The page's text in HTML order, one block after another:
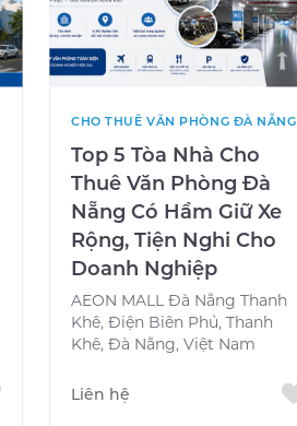
CHO THUÊ VĂN PHÒNG ĐÀ NẴNG
Top 5 Tòa Nhà Cho
Thuê Văn Phòng Đà
Nẵng Có Hầm Giữ Xe
Rộng, Tiện Nghi Cho
Doanh Nghiệp
AEON MALL Đà Nẵng Thanh
Khê, Điện Biên Phủ, Thanh
Khê, Đà Nẵng, Việt Nam
Liên hệ